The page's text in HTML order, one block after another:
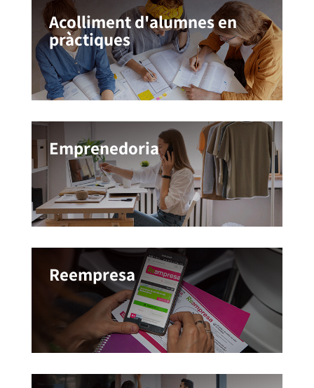
Acolliment d'alumnes en
pràctiques
Emprenedoria
Reempresa